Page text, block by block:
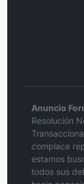
Anuncio
Resolución
complace
estamos
todos sus